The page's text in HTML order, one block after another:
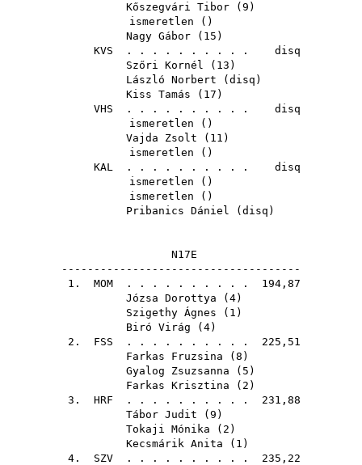
Kőszegvári Tibor ( 9 )
ismeretlen ()
Nagy Gábor ( 15 )
KVS . . . . . . . . . . disq
Szőri Kornél ( 13 )
László Norbert ( disq )
Kiss Tamás ( 17 )
VHS . . . . . . . . . . disq
ismeretlen ()
Vajda Zsolt ( 11 )
ismeretlen ()
KAL . . . . . . . . . . disq
ismeretlen ()
ismeretlen ()
Pribanics Dániel ( disq )
N17E
-------------------------------------
1. MOM . . . . . . . . . . 194,87
Józsa Dorottya ( 4)
Szigethy Ágnes ( 1 )
Biró Virág ( 4)
2. FSS . . . . . . . . . . 225,51
Farkas Fruzsina ( 8 )
Gyalog Zsuzsanna ( 5 )
Farkas Krisztina ( 2 )
3. HRF . . . . . . . . . . 231,88
Tábor Judit ( 9 )
Tokaji Mónika ( 2 )
Kecsmárik Anita ( 1 )
4. SZV . . . . . . . . . . 235,22